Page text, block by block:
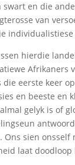
en die
van
hierdie
eerste keer
en beeste en
gelyk is of
sien
laat